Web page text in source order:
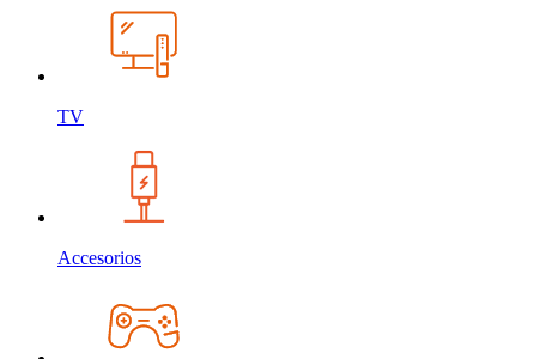
TV
Accesorios